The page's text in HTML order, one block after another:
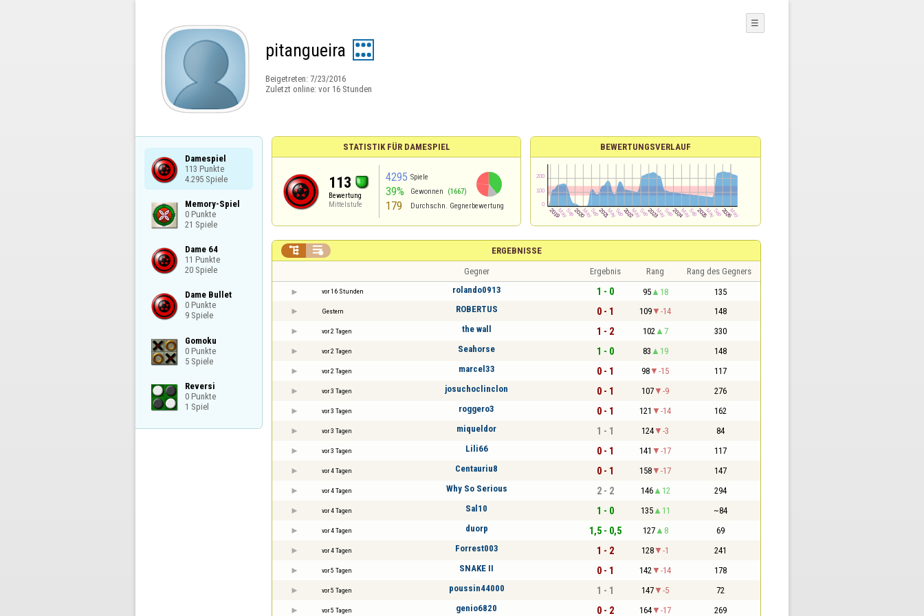
pitangueira
Beigetreten: 7/23/2016
Zuletzt online: vor 16 Stunden
☰
Damespiel
113 Punkte
4.295 Spiele
Memory-Spiel
0 Punkte
21 Spiele
Dame 64
11 Punkte
20 Spiele
Dame Bullet
0 Punkte
9 Spiele
Gomoku
0 Punkte
5 Spiele
Reversi
0 Punkte
1 Spiel
STATISTIK FÜR DAMESPIEL
113
Bewertung
Mittelstufe
4295 Spiele
39% Gewonnen (1667)
179 Durchschn. Gegnerbewertung
BEWERTUNGSVERLAUF
ERGEBNISSE
 
Gegner Ergebnis Rang Rang des Gegners
vor 16 Stunden rolando0913 1 - 0 95 18 135
Gestern ROBERTUS 0 - 1 109 -14 148
vor 2 Tagen the wall 1 - 2 102 7 330
vor 2 Tagen Seahorse 1 - 0 83 19 148
vor 2 Tagen marcel33 0 - 1 98 -15 117
vor 3 Tagen josuchoclinclon 0 - 1 107 -9 276
vor 3 Tagen roggero3 0 - 1 121 -14 162
vor 3 Tagen miqueldor 1 - 1 124 -3 84
vor 3 Tagen Lili66 0 - 1 141 -17 117
vor 4 Tagen Centauriu8 0 - 1 158 -17 147
vor 4 Tagen Why So Serious 2 - 2 146 12 294
vor 4 Tagen Sal10 1 - 0 135 11 ~84
vor 4 Tagen duorp 1,5 - 0,5 127 8 69
vor 4 Tagen Forrest003 1 - 2 128 -1 241
vor 5 Tagen SNAKE II 0 - 1 142 -14 178
vor 5 Tagen poussin44000 1 - 1 147 -5 72
vor 5 Tagen genio6820 0 - 2 164 -17 269